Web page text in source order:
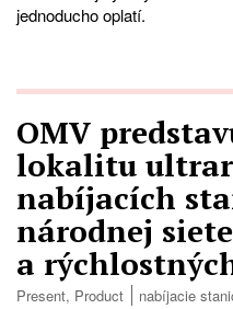
jednoducho oplatí.
OMV
lokalitu
nabíjacích
národnej
a
Present, Product nabíjacie